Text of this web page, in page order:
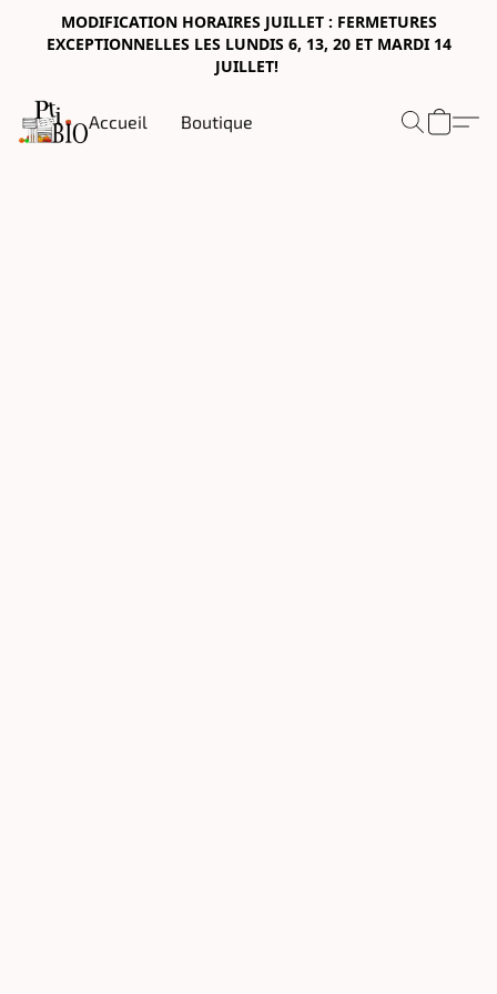
MODIFICATION HORAIRES JUILLET : FERMETURES
EXCEPTIONNELLES LES LUNDIS 6, 13, 20 ET MARDI 14
JUILLET!
Accueil Boutique